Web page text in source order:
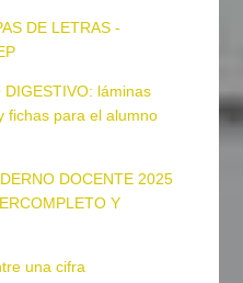
DE LETRAS -
DIGESTIVO: láminas
fichas para el alumno
DOCENTE 2025
Y
una cifra